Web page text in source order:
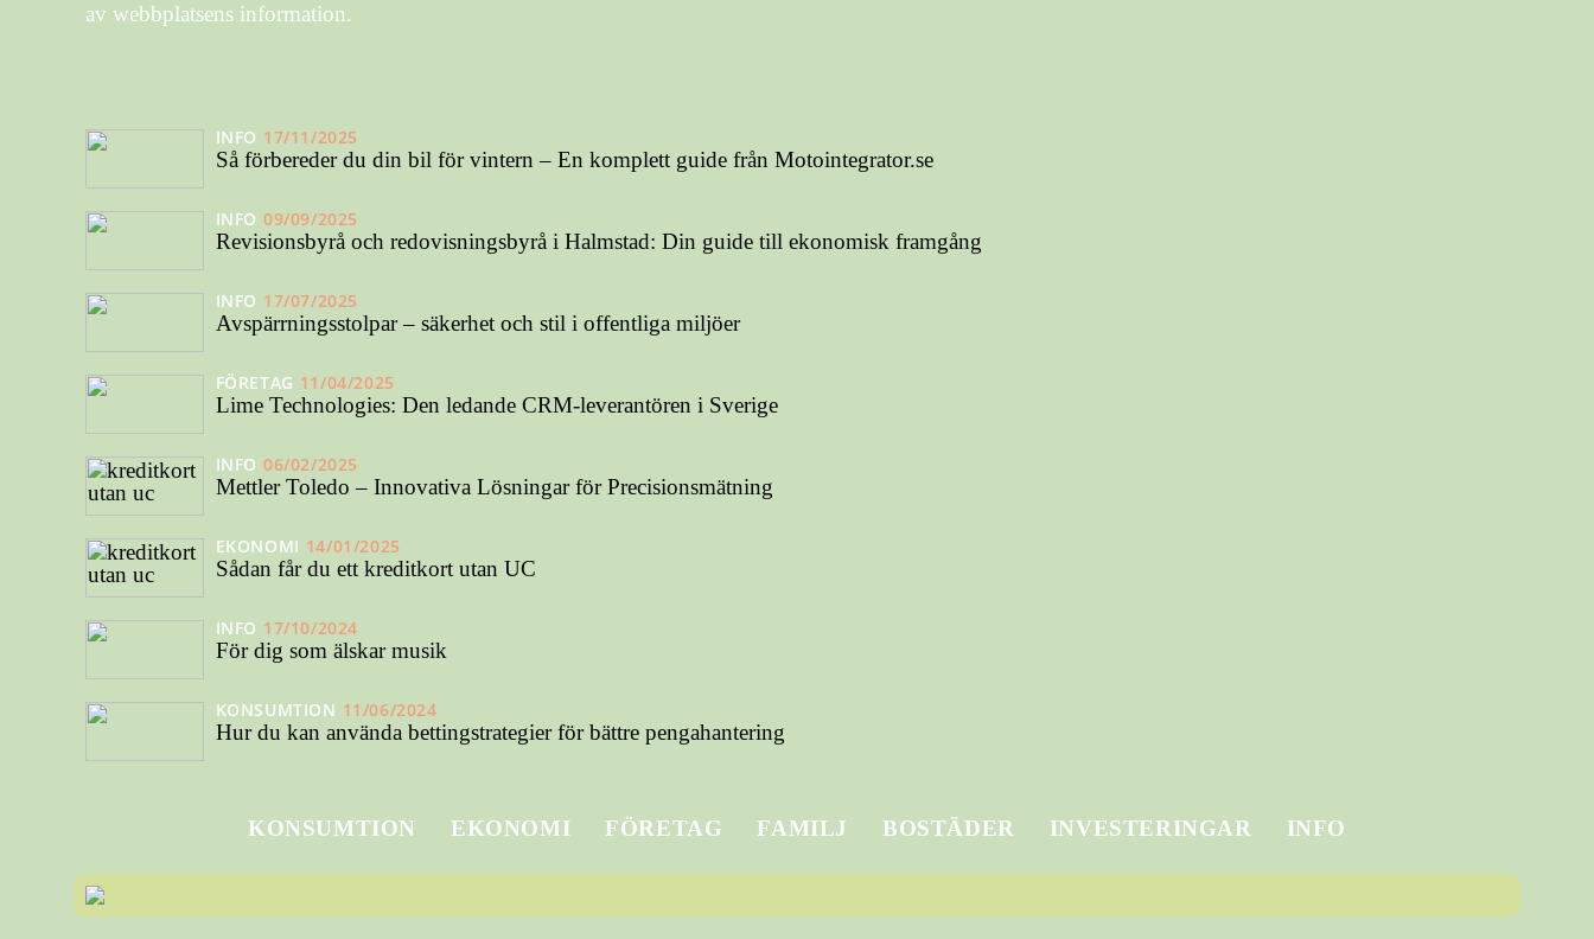
av webbplatsens information.
INFO 17/11/2025
Så förbereder du din bil för vintern – En komplett guide från Motointegrator.se
INFO 09/09/2025
Revisionsbyrå och redovisningsbyrå i Halmstad: Din guide till ekonomisk framgång
INFO 17/07/2025
Avspärrningsstolpar – säkerhet och stil i offentliga miljöer
FÖRETAG 11/04/2025
Lime Technologies: Den ledande CRM-leverantören i Sverige
INFO 06/02/2025
Mettler Toledo – Innovativa Lösningar för Precisionsmätning
EKONOMI 14/01/2025
Sådan får du ett kreditkort utan UC
INFO 17/10/2024
För dig som älskar musik
KONSUMTION 11/06/2024
Hur du kan använda bettingstrategier för bättre pengahantering
KONSUMTION EKONOMI FÖRETAG FAMILJ BOSTÄDER INVESTERINGAR INFO